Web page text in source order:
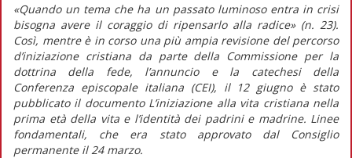
«Quando un tema che ha un passato luminoso entra in crisi
bisogna avere il coraggio di ripensarlo alla radice» (n. 23).
Così, mentre è in corso una più ampia revisione del percorso
d’iniziazione cristiana da parte della Commissione per la
dottrina della fede, l’annuncio e la catechesi della
Conferenza episcopale italiana (CEI), il 12 giugno è stato
pubblicato il documento L’iniziazione alla vita cristiana nella
prima età della vita e l’identità dei padrini e madrine. Linee
fondamentali, che era stato approvato dal Consiglio
permanente il 24 marzo.